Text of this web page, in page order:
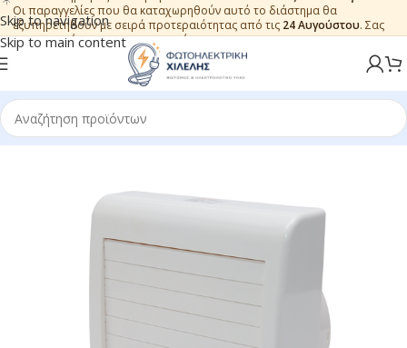
Skip to navigation
Skip to main content
Οι παραγγελίες που θα καταχωρηθούν αυτό το διάστημα θα
εξυπηρετηθούν με σειρά προτεραιότητας από τις 24 Αυγούστου. Σας
ευχαριστούμε για την εμπιστοσύνη.